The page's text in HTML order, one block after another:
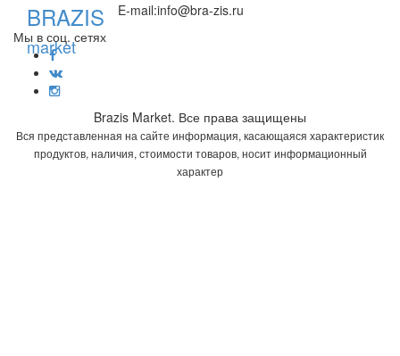
BRAZIS
market
E-mail:info@bra-zis.ru
Мы в соц. сетях
Brazis Market. Все права защищены
Вся представленная на сайте информация, касающаяся характеристик
продуктов, наличия, стоимости товаров, носит информационный
характер